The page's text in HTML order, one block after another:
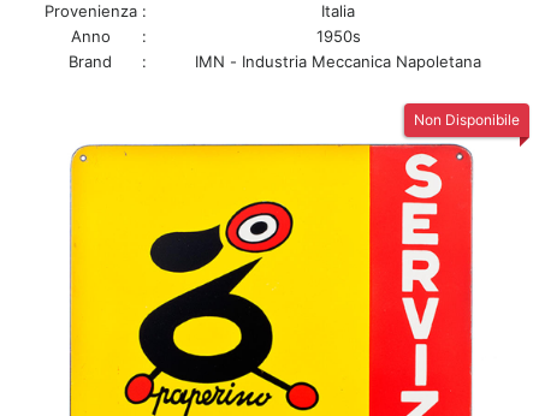
Provenienza :
Italia
Anno
:
1950s
Brand
: IMN - Industria Meccanica Napoletana
Non Disponibile